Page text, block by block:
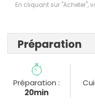
En cliquant sur "Acheter",
Préparation
Préparation :
20min